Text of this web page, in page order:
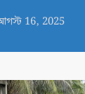
16, 2025